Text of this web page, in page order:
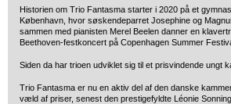
Historien om Trio Fantasma starter i 2020 på et
København, hvor søskendeparret Josephine og
sammen med pianisten Merel Beelen danner en
Beethoven-festkoncert på Copenhagen Summer
Siden da har trioen udviklet sig til et prisvindende ungt
Trio Fantasma er nu en aktiv del af den danske
væld af priser, senest den prestigefyldte Léonie